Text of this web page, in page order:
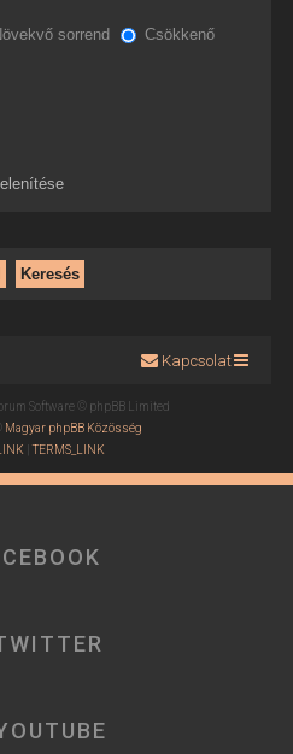
sorrend
Csökkenő
Kapcsolat
Software © phpBB Limited
Magyar phpBB Közösség
|TERMS_LINK